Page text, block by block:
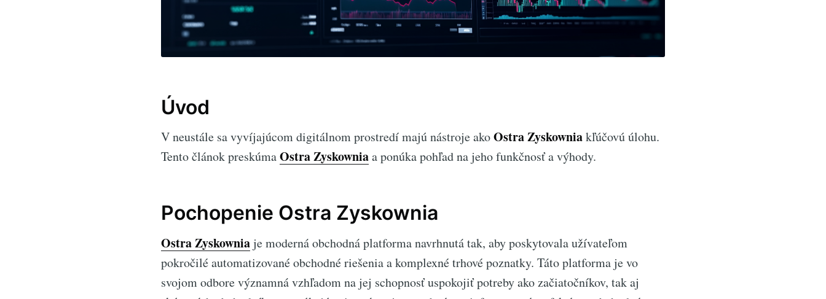
Úvod
V neustále sa vyvíjajúcom digitálnom prostredí majú nástroje akoOstra Zyskowniakľúčovú úlohu.
Tento článok preskúmaOstra Zyskowniaa ponúka pohľad na jeho funkčnosť a výhody.
Pochopenie Ostra Zyskownia
Ostra Zyskowniaje moderná obchodná platforma navrhnutá tak, aby poskytovala užívateľom
pokročilé automatizované obchodné riešenia a komplexné trhové poznatky. Táto platforma je vo
svojom odbore významná vzhľadom na jej schopnosť uspokojiť potreby ako začiatočníkov, tak aj